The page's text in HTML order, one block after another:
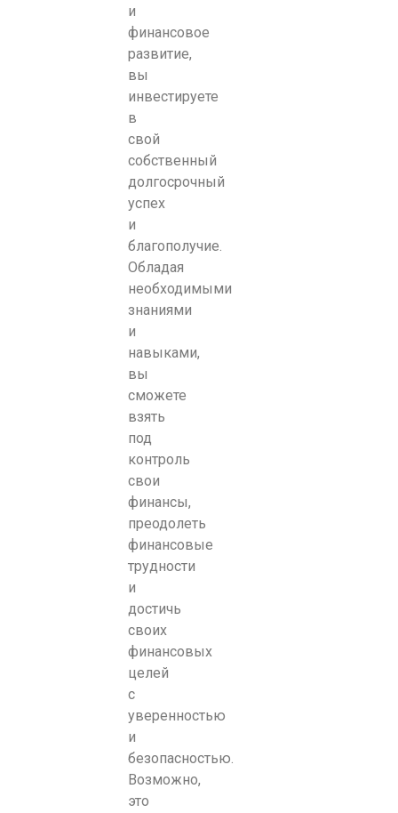
и
финансовое
развитие,
вы
инвестируете
в
свой
собственный
долгосрочный
успех
и
благополучие.
Обладая
необходимыми
знаниями
и
навыками,
вы
сможете
взять
под
контроль
свои
финансы,
преодолеть
финансовые
трудности
и
достичь
своих
финансовых
целей
с
уверенностью
и
безопасностью.
Возможно,
это